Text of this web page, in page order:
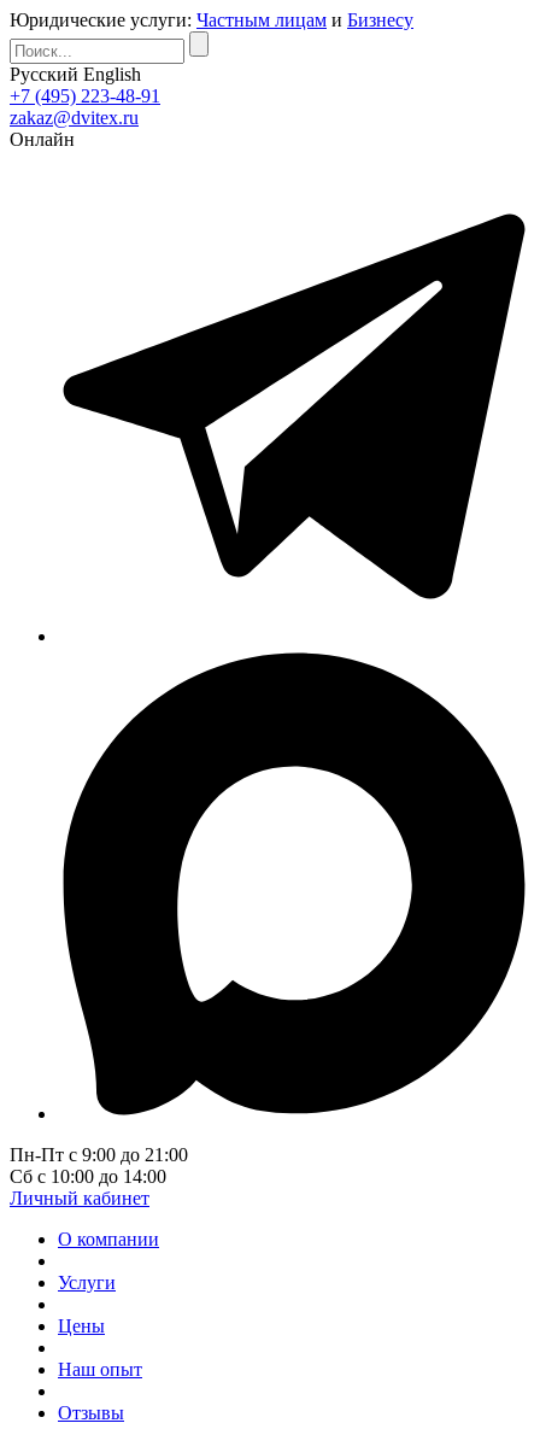
Юридические услуги: Частным лицам и Бизнесу
Русский English
+7 (495) 223-48-91
zakaz@dvitex.ru
Онлайн
Пн-Пт с 9:00 до 21:00
Сб с 10:00 до 14:00
Личный кабинет
О компании
Услуги
Цены
Наш опыт
Отзывы